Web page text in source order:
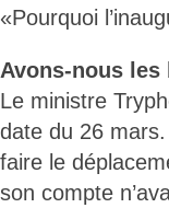
«Pourquoi
Avons-nous
Le ministre
date du 26 mars.
faire le
son compte